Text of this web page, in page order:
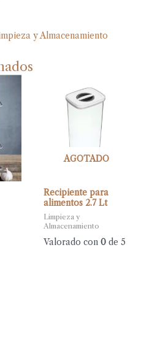
y Almacenamiento
AGOTADO
Recipiente para
alimentos 2.7 Lt
Limpieza y
Almacenamiento
Valorado con 0de 5